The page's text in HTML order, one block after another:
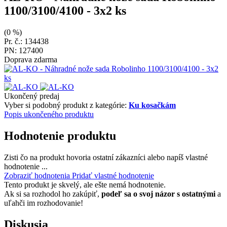
1100/3100/4100 - 3x2 ks
(0 %)
Pr. č.: 134438
PN: 127400
Doprava zdarma
Ukončený predaj
Vyber si podobný produkt z kategórie: Ku kosačkám
Popis ukončeného produktu
Hodnotenie produktu
Zisti čo na produkt hovoria ostatní zákazníci alebo napíš vlastné
hodnotenie ...
Zobraziť hodnotenia Pridať vlastné hodnotenie
Tento produkt je skvelý, ale ešte nemá hodnotenie.
Ak si sa rozhodol ho zakúpiť, podeľ sa o svoj názor s ostatnými a
uľahči im rozhodovanie!
Diskusia